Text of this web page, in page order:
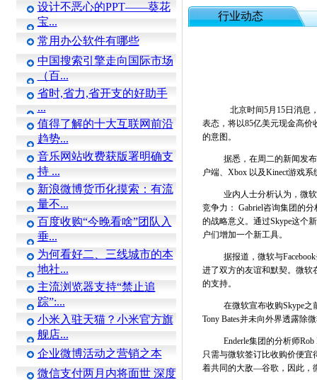
设计不恶心的PPT——葵花
宝...
常用办公软件有哪些
中国搜索引擎走向国际市场
（百...
省时,省力,省开支的好助手
...
值得了解的十大互联网前沿
趋势...
音乐网站收费获版署明确支
持 ...
新浪微博货币化摸索：有流
量不...
百度收购“今晚看啥”团队入
垂...
为何看好二、三线城市的本
地社...
主流浏览器支持“禁止追
踪”:...
小米入驻天猫？小米官方旗
舰店...
企业微博活动之营销之本
微信支付两月内将面世 深度
行业动态
北京时间5月15日消息
表态，将以85亿美元现金高价
的意图。
据悉，在周二的新闻发
户端、Xbox 以及Kinect游戏系
业内人士分析认为，微
竞争力： Gabriel咨询集团的
的战略意义。通过Skype这个
户们增加一个新工具。
据报道，微软与
进了双方的友谊和默契。微软
的支持。
在微软宣布收购Skype之
Tony Bates并未向外界透露除
Enderle集团的分析师
只需与微软签订比收购价便宜
着共同的大敌—谷歌，因此，